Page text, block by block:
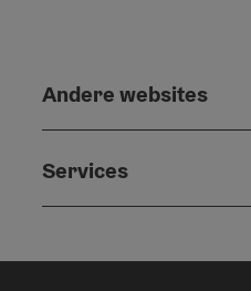
Andere websites
Services